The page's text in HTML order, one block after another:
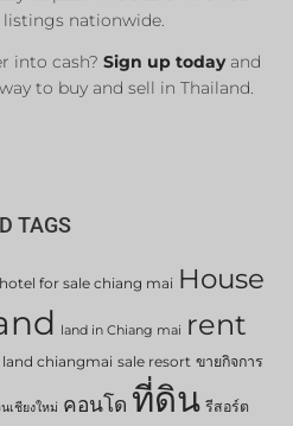
nationwide.
into cash? Sign up todayand
to buy and sell in Thailand.
TAGS
hotel for sale chiang mai House
land in Chiang mai rent
land chiangmai sale resort ขายกิจการ
เชียงใหม่ คอนโด ที่ดิน รีสอร์ต